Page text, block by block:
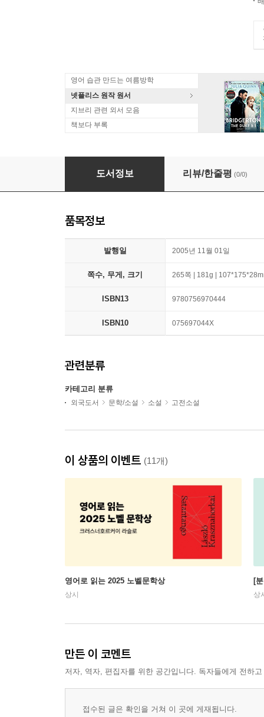
영어 습관 만드는 여름방학
넷플리스 원작 원서
지브리 관련 외서 모음
책보다 부록
Winesburg, Ohio
도서정보 리뷰/한줄평 (0/0)
품목정보
발행일 2005년 11월 01일
쪽수, 무게, 크기 265쪽 | 181g |
ISBN13 9780756970444
ISBN10 075697044X
관련분류
카테고리 분류
외국도서 문학/소설 소설 고전소설
이 상품의 이벤트 (11개)
영어로 읽는 2025 노벨문학상
상시
[
상
만든 이 코멘트
저자, 역자, 편집자를 위한 공간입니다. 독자들에게 전하
접수된 글은 확인을 거쳐 이 곳에 게재됩니다.